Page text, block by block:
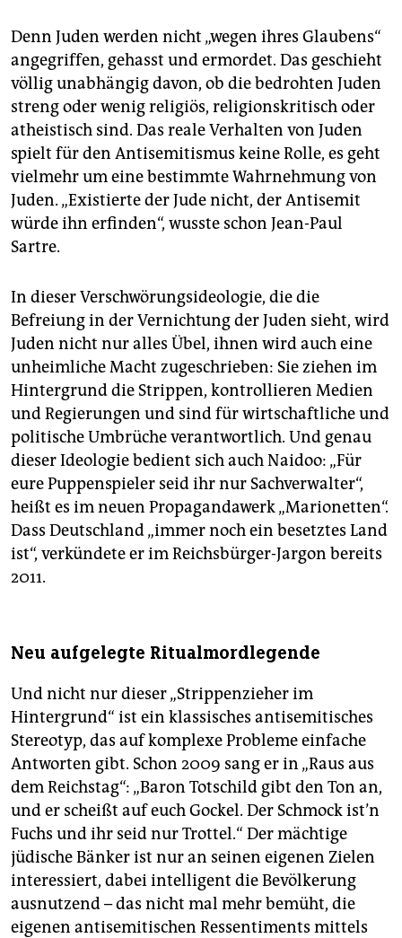
Denn Juden werden nicht „wegen ihres Glaubens“
angegriffen, gehasst und ermordet. Das geschieht
völlig unabhängig davon, ob die bedrohten Juden
streng oder wenig religiös, religionskritisch oder
atheistisch sind. Das reale Verhalten von Juden
spielt für den Antisemitismus keine Rolle, es geht
vielmehr um eine bestimmte Wahrnehmung von
Juden. „Existierte der Jude nicht, der Antisemit
würde ihn erfinden“, wusste schon Jean-Paul
Sartre.
In dieser Verschwörungsideologie, die die
Befreiung in der Vernichtung der Juden sieht, wird
Juden nicht nur alles Übel, ihnen wird auch eine
unheimliche Macht zugeschrieben: Sie ziehen im
Hintergrund die Strippen, kontrollieren Medien
und Regierungen und sind für wirtschaftliche und
politische Umbrüche verantwortlich. Und genau
dieser Ideologie bedient sich auch Naidoo: „Für
eure Puppenspieler seid ihr nur Sachverwalter“,
heißt es im neuen Propagandawerk „Marionetten“.
Dass Deutschland „immer noch ein besetztes Land
ist“, verkündete er im Reichsbürger-Jargon bereits
2011.
Neu aufgelegte Ritualmordlegende
Und nicht nur dieser „Strippenzieher im
Hintergrund“ ist ein klassisches antisemitisches
Stereotyp, das auf komplexe Probleme einfache
Antworten gibt. Schon 2009 sang er in „Raus aus
dem Reichstag“: „Baron Totschild gibt den Ton an,
und er scheißt auf euch Gockel. Der Schmock ist’n
Fuchs und ihr seid nur Trottel.“ Der mächtige
jüdische Bänker ist nur an seinen eigenen Zielen
interessiert, dabei intelligent die Bevölkerung
ausnutzend – das nicht mal mehr bemüht, die
eigenen antisemitischen Ressentiments mittels